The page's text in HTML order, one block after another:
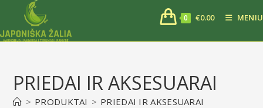
0 €0.00 MENIU
PRIEDAI IR AKSESUARAI
> PRODUKTAI > PRIEDAI IR AKSESUARAI